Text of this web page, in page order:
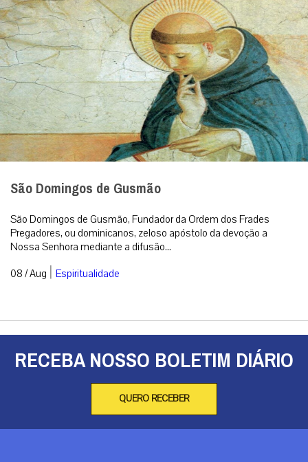
São Domingos de Gusmão
São Domingos de Gusmão, Fundador da Ordem dos Frades
Pregadores, ou dominicanos, zeloso apóstolo da devoção a
Nossa Senhora mediante a difusão...
08 / Aug | Espiritualidade
RECEBA NOSSO BOLETIM DIÁRIO
QUERO RECEBER